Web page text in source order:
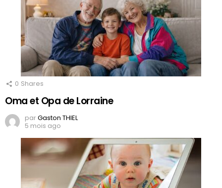
0 Shares
Oma et Opa de Lorraine
parGaston THIEL
5 mois ago